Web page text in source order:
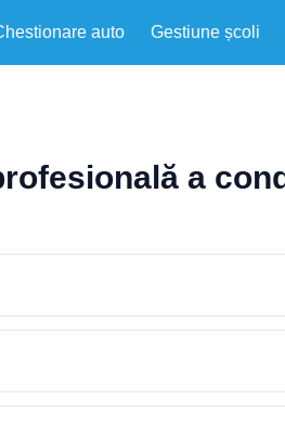
auto Gestiune școli
a